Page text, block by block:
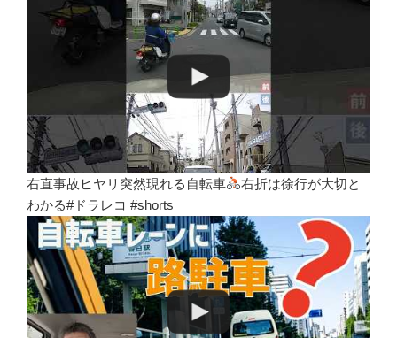
右直事故ヒヤリ突然現れる自転車
右折は徐行が大切と
わかる#ドラレコ #shorts